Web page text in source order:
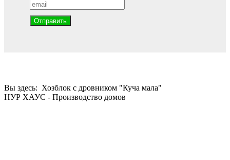
Вы здесь: Хозблок с дровником "Куча мала"
НУР ХАУС - Производство домов